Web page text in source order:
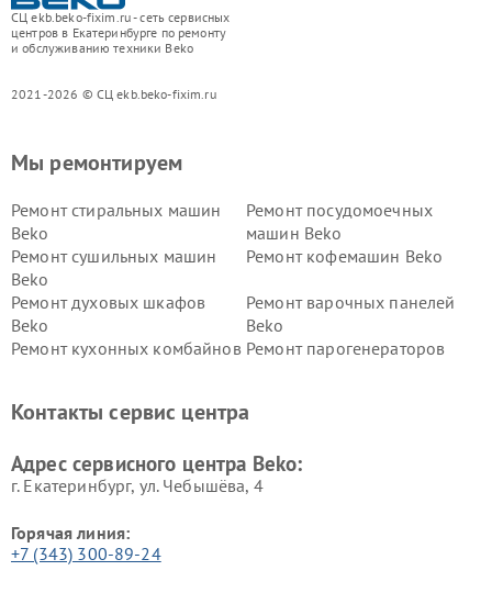
СЦ ekb.beko-fixim.ru - сеть сервисных
центров в Екатеринбурге по ремонту
и обслуживанию техники Beko
2021-2026 © СЦ ekb.beko-fixim.ru
Мы ремонтируем
Ремонт стиральных машин
Beko
Ремонт посудомоечных
машин Beko
Ремонт сушильных машин
Beko
Ремонт кофемашин Beko
Ремонт духовых шкафов
Beko
Ремонт варочных панелей
Beko
Ремонт кухонных комбайнов Ремонт парогенераторов
Ремонт холодильников Beko Ремонт морозильных камер
Контакты сервис центра
Адрес сервисного центра Beko:
г. Екатеринбург, ул. Чебышёва, 4
Горячая линия:
+7 (343) 300-89-24